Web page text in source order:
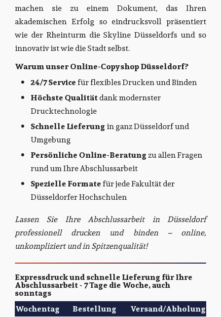
machen sie zu einem Dokument, das Ihren
akademischen Erfolg so eindrucksvoll präsentiert
wie der Rheinturm die Skyline Düsseldorfs und so
innovativ ist wie die Stadt selbst.
Warum unser Online-Copyshop Düsseldorf?
24/7 Servicefür flexibles Drucken und Binden
Höchste Qualitätdank modernster
Drucktechnologie
Schnelle Lieferung in ganz Düsseldorf und
Umgebung
Persönliche Online-Beratungzu allen Fragen
rund um Ihre Abschlussarbeit
Spezielle Formatefür jede Fakultät der
Düsseldorfer Hochschulen
Lassen Sie Ihre Abschlussarbeit in Düsseldorf
professionell drucken und binden – online,
unkompliziert und in Spitzenqualität!
Expressdruck und schnelle Lieferung für Ihre
Abschlussarbeit - 7 Tage die Woche, auch
sonntags
Wochentag
Bestellung
Versand/Abholung